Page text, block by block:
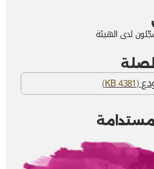
لدى الهيئة
(4381 KB)